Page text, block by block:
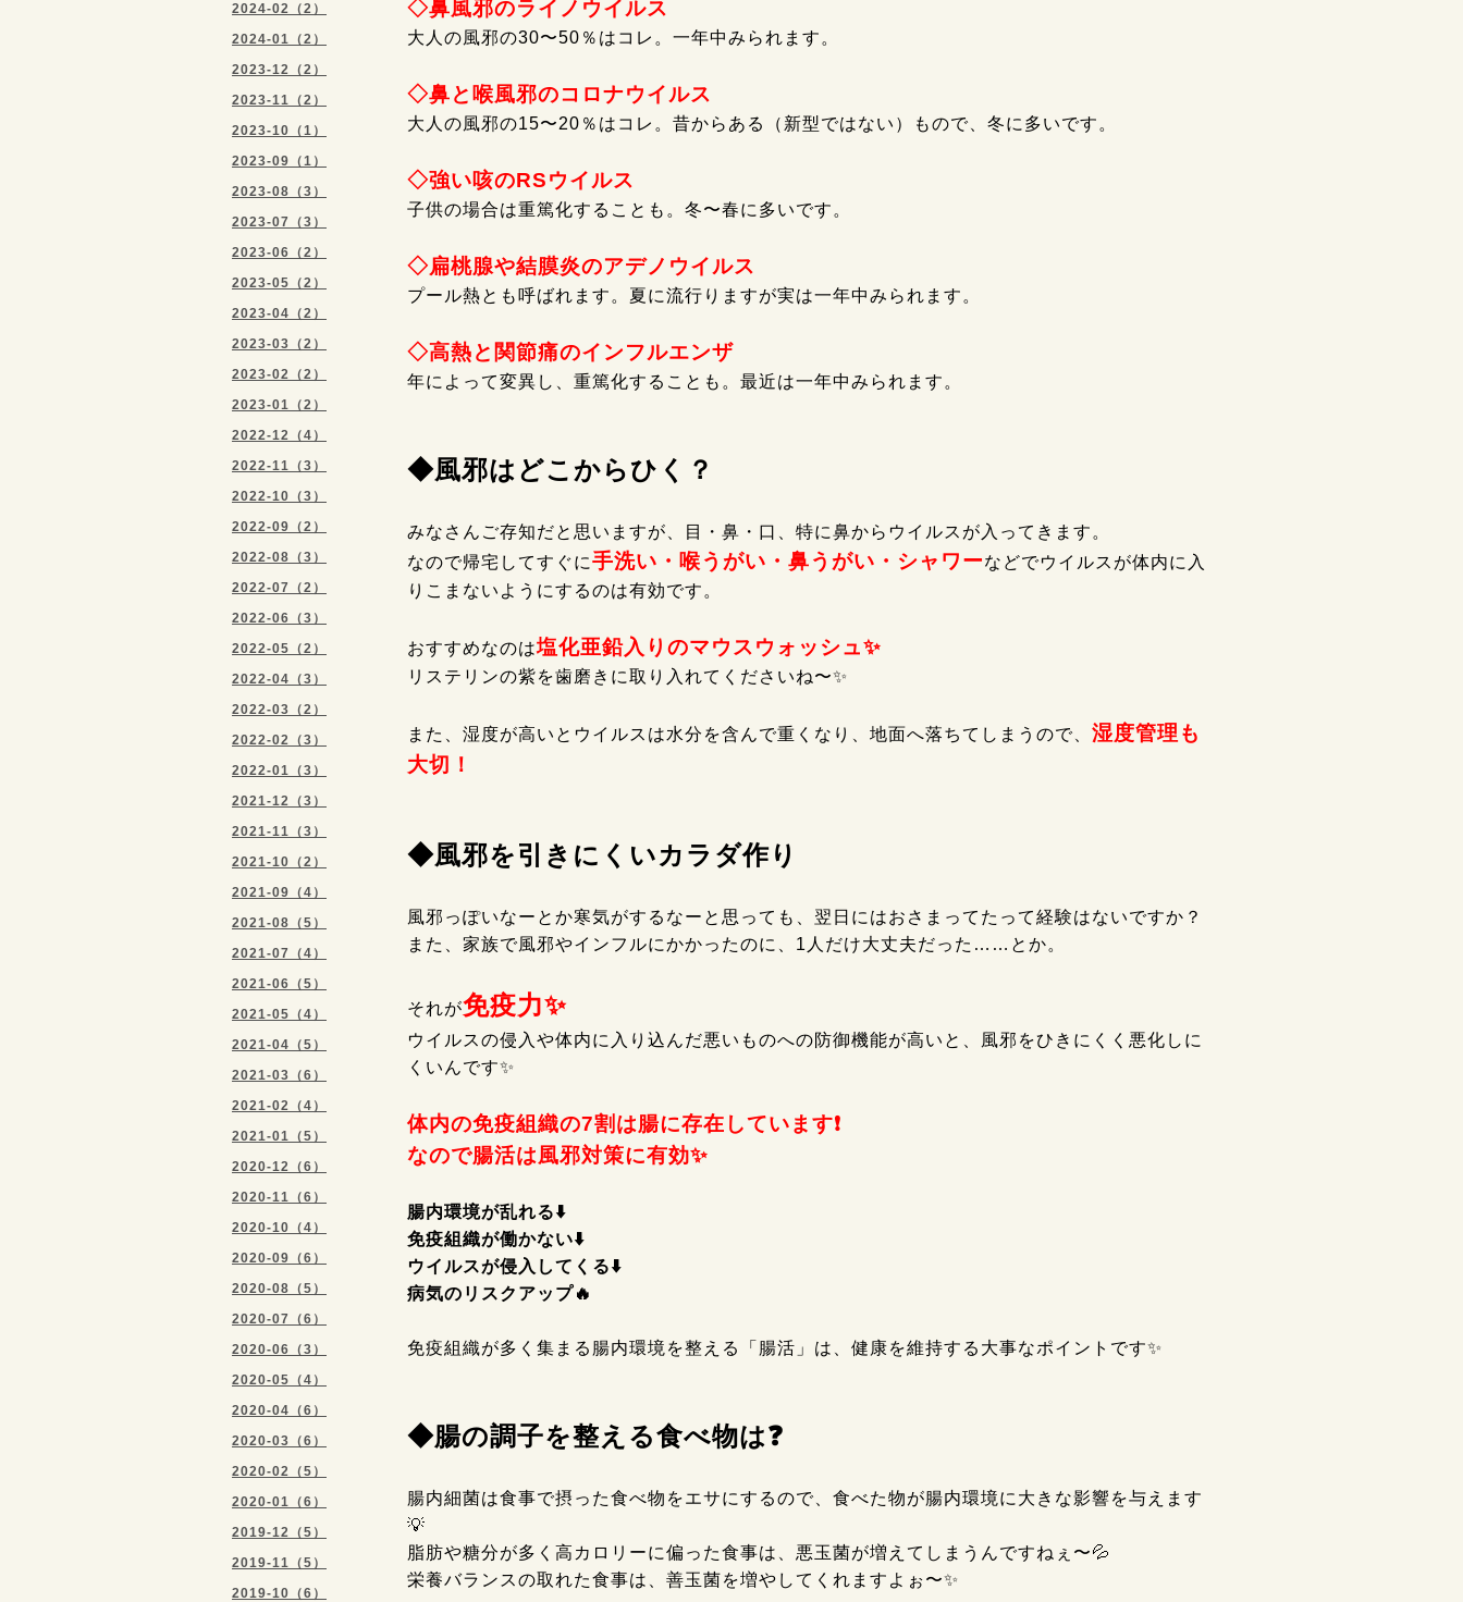
2024-02（2）
2024-01（2）
2023-12（2）
2023-11（2）
2023-10（1）
2023-09（1）
2023-08（3）
2023-07（3）
2023-06（2）
2023-05（2）
2023-04（2）
2023-03（2）
2023-02（2）
2023-01（2）
2022-12（4）
2022-11（3）
2022-10（3）
2022-09（2）
2022-08（3）
2022-07（2）
2022-06（3）
2022-05（2）
2022-04（3）
2022-03（2）
2022-02（3）
2022-01（3）
2021-12（3）
2021-11（3）
2021-10（2）
2021-09（4）
2021-08（5）
2021-07（4）
2021-06（5）
2021-05（4）
2021-04（5）
2021-03（6）
2021-02（4）
2021-01（5）
2020-12（6）
2020-11（6）
2020-10（4）
2020-09（6）
2020-08（5）
2020-07（6）
2020-06（3）
2020-05（4）
2020-04（6）
2020-03（6）
2020-02（5）
2020-01（6）
2019-12（5）
2019-11（5）
2019-10（6）
◇鼻風邪のライノウイルス
大人の風邪の30〜50％はコレ。一年中みられます。
◇鼻と喉風邪のコロナウイルス
大人の風邪の15〜20％はコレ。昔からある（新型ではない）もので、冬に多いです。
◇強い咳のRSウイルス
子供の場合は重篤化することも。冬〜春に多いです。
◇扁桃腺や結膜炎のアデノウイルス
プール熱とも呼ばれます。夏に流行りますが実は一年中みられます。
◇高熱と関節痛のインフルエンザ
年によって変異し、重篤化することも。最近は一年中みられます。
◆風邪はどこからひく？
みなさんご存知だと思いますが、目・鼻・口、特に鼻からウイルスが入ってきます。
なので帰宅してすぐに手洗い・喉うがい・鼻うがい・シャワーなどでウイルスが体内に入
りこまないようにするのは有効です。
おすすめなのは塩化亜鉛入りのマウスウォッシュ✨️
リステリンの紫を歯磨きに取り入れてくださいね〜✨️
また、湿度が高いとウイルスは水分を含んで重くなり、地面へ落ちてしまうので、 湿度管理も
大切！
◆風邪を引きにくいカラダ作り
風邪っぽいなーとか寒気がするなーと思っても、翌日にはおさまってたって経験はないですか？
また、家族で風邪やインフルにかかったのに、1人だけ大丈夫だった……とか。
それが免疫力✨️
ウイルスの侵入や体内に入り込んだ悪いものへの防御機能が高いと、風邪をひきにくく悪化しに
くいんです✨️
体内の免疫組織の7割は腸に存在しています❗
なので腸活は風邪対策に有効✨️
腸内環境が乱れる⬇️
免疫組織が働かない⬇️
ウイルスが侵入してくる⬇️
病気のリスクアップ🔥
免疫組織が多く集まる腸内環境を整える「腸活」は、健康を維持する大事なポイントです✨️
◆腸の調子を整える食べ物は❓
腸内細菌は食事で摂った食べ物をエサにするので、食べた物が腸内環境に大きな影響を与えます
💡
脂肪や糖分が多く高カロリーに偏った食事は、悪玉菌が増えてしまうんですねぇ〜💦
栄養バランスの取れた食事は、善玉菌を増やしてくれますよぉ〜✨